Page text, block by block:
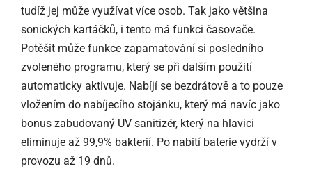
tudíž jej může využívat více osob. Tak jako většina
sonických kartáčků, i tento má funkci časovače.
Potěšit může funkce zapamatování si posledního
zvoleného programu, který se při dalším použití
automaticky aktivuje. Nabíjí se bezdrátově a to pouze
vložením do nabíjecího stojánku, který má navíc jako
bonus zabudovaný UV sanitizér, který na hlavici
eliminuje až 99,9% bakterií. Po nabití baterie vydrží v
provozu až 19 dnů.